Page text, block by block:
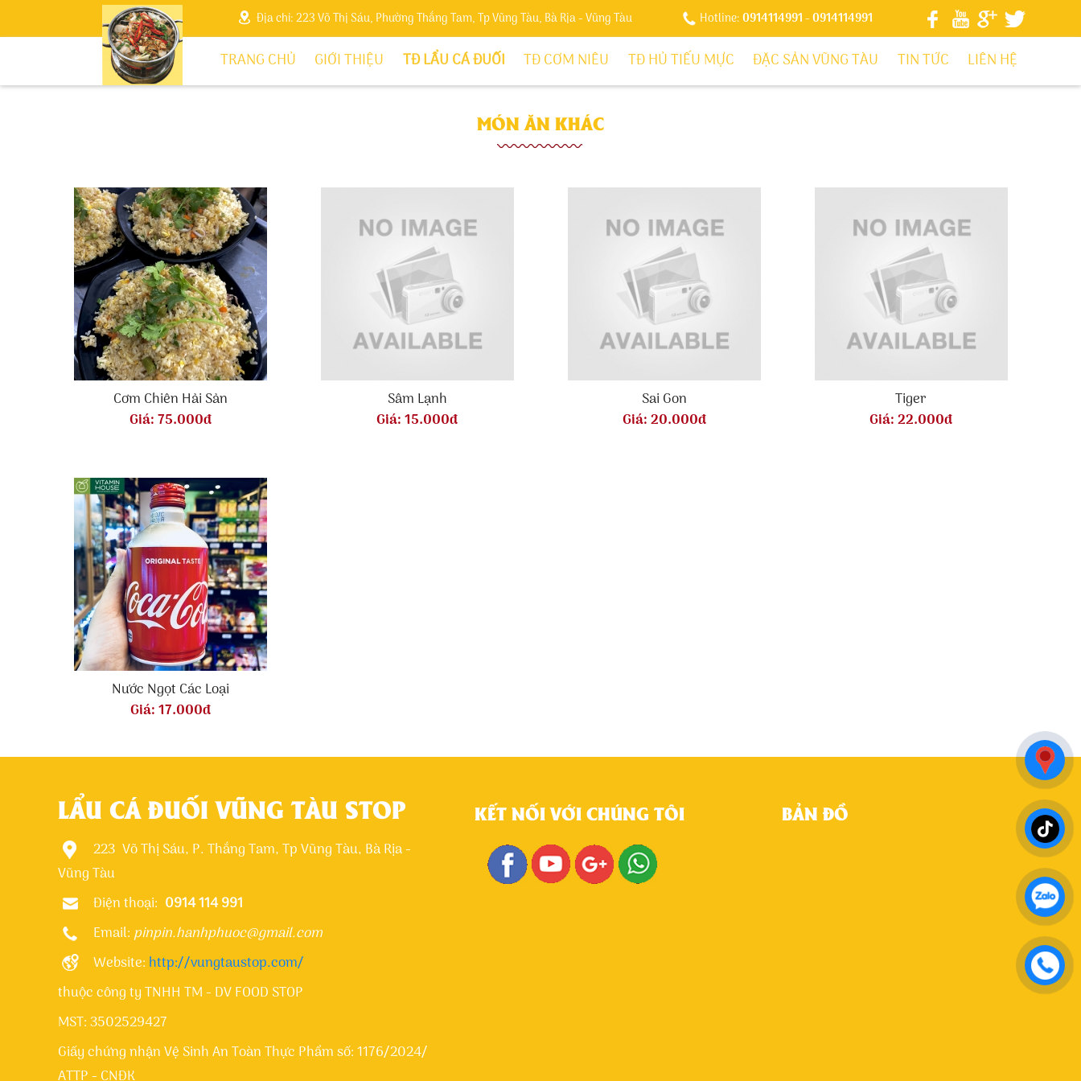
Địa chỉ: 223 Võ Thị Sáu, Phường Thắng Tam, Tp Vũng Tàu, Bà Rịa - Vũng Tàu Hotline:0914114991- 0914114991
TRANG CHỦ GIỚI THIỆU TĐ LẨU CÁ ĐUỐI TĐ CƠM NIÊU TĐ HỦ TIẾU MỰC ĐẶC SẢN VŨNG TÀU TIN TỨC LIÊN HỆ
MÓN ĂN KHÁC
Cơm Chiên Hải Sản
Giá:75.000đ
Sâm Lạnh
Giá:15.000đ
Sai Gon
Giá:20.000đ
Tiger
Giá:22.000đ
Nước Ngọt Các Loại
Giá:17.000đ
LẨU CÁ ĐUỐI VŨNG TÀU STOP
223 Võ Thị Sáu, P. Thắng Tam, Tp Vũng Tàu, Bà Rịa -
Vũng Tàu
Điện thoại: 0914 114 991
Email:pinpin.hanhphuoc@gmail.com
Website: http://vungtaustop.com/
thuộc công ty TNHH TM - DV FOOD STOP
MST: 3502529427
Giấy chứng nhận Vệ Sinh An Toàn Thực Phẩm số: 1176/2024/
KẾT NỐI VỚI CHÚNG TÔI BẢN ĐỒ